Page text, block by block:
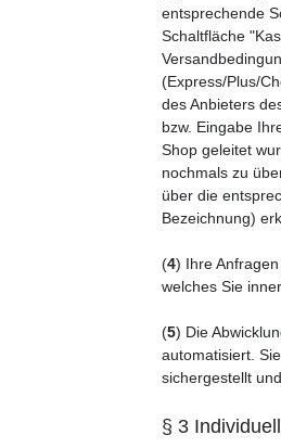
entsprechende
Schaltfläche
(Express/Plus/
des Anbieters
bzw. Eingabe
Shop geleitet
nochmals zu
über die
Bezeichnung)
(4) Ihre
welches Sie
(5) Die
automatisiert.
sichergestellt
§ 3